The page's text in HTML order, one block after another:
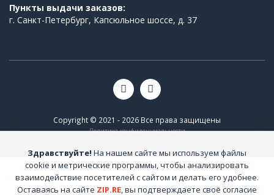
Пункты выдачи заказов:
г. Санкт-Петербург, Капсюльное шоссе, д. 37
Copyright © 2021 - 2026 Все права защищены
Политика конфиденциальности
Здравствуйте! На нашем сайте мы используем файлы
cookie и метрические программы, чтобы анализировать
взаимодействие посетителей с сайтом и делать его удобнее.
Оставаясь на сайте ZIP.RE, вы подтверждаете своё согласие